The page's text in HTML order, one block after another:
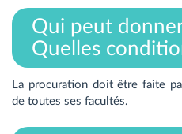
Qui peut
Quelles
La procuration doit être faite
de toutes ses facultés.